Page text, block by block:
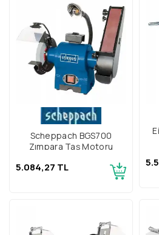
Scheppach BGS700
Zımpara Taş Motoru
5.084,27 TL